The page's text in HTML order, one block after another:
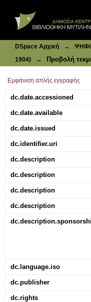
DSpace Αρχική →
1904)
→ Προβολή
Εμφάνιση απλής εγγραφής
dc.date.accessioned
dc.date.available
dc.date.issued
dc.identifier.uri
dc.description
dc.description
dc.description
dc.description
dc.language.iso
dc.publisher
dc.rights